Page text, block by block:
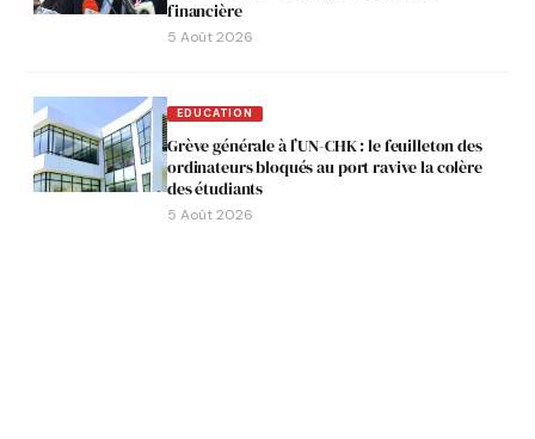
financière
5 Août 2026
EDUCATION
Grève générale à l’UN-CHK : le feuilleton des
ordinateurs bloqués au port ravive la colère
des étudiants
5 Août 2026